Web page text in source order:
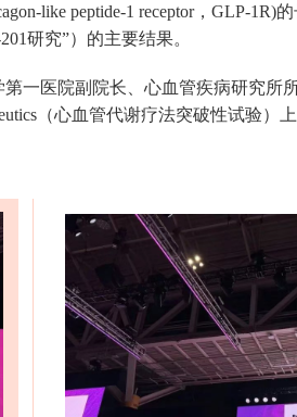
like peptide-1 receptor，GLP-1R)
研究”）的主要结果。
第一医院副院长、心血管疾病研究所
（心血管代谢疗法突破性试验